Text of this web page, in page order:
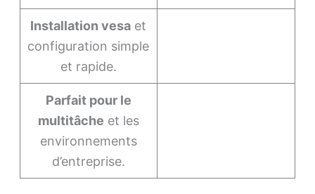
Installation vesa et
configuration simple
et rapide.
Parfait pour le
multitâche et les
environnements
d’entreprise.